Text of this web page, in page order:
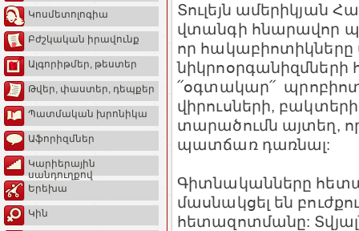
Կոսմետոլոգիա
Բժշկական իրավունք
Ալգորիթմեր, թեստեր
Թվեր, փաստեր, դեպքեր
Պատմական խրոնիկա
Աֆորիզմներ
Կարիերային
սանդուղքով
Երեխա
Կին
Տուլեյն ամերիկյան
վտանգի հնարավոր
որ հակաբիոտիկները
նիկրոօրգանիզմների
՛՛օգտակար՛՛
վիրուսների,
տարածումն այտեղ,
պատճառ դառնալ:
Գիտնականները
մասնակցել են
հետազոտմանը: